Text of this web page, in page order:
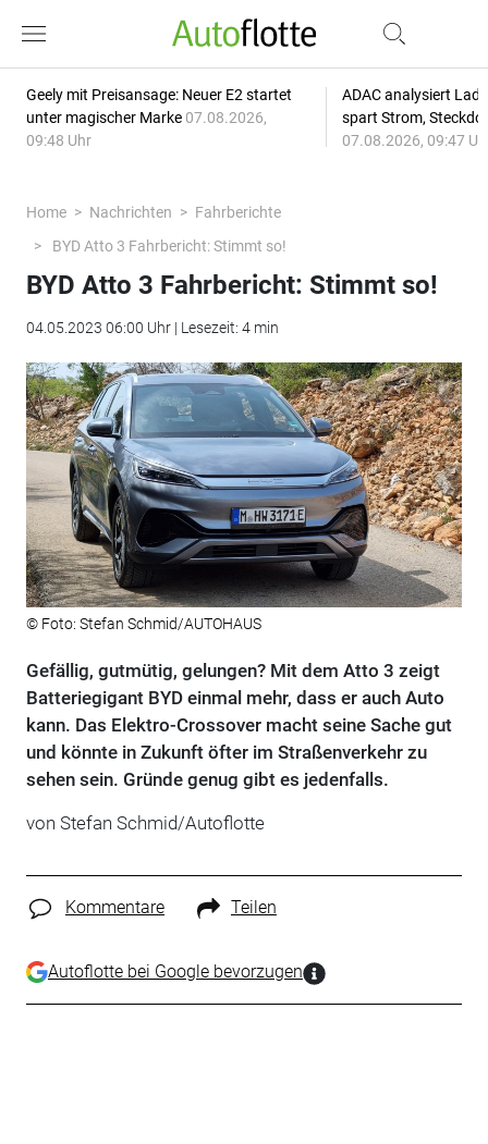
Geely mit Preisansage: Neuer E2 startet
unter magischer Marke 07.08.2026,
09:48 Uhr
ADAC analysiert
spart Strom,
07.08.2026, 09:47
Home Nachrichten
Fahrberichte
BYD Atto 3 Fahrbericht: Stimmt so!
BYD Atto 3 Fahrbericht: Stimmt so!
04.05.2023 06:00 Uhr | Lesezeit: 4 min
© Foto: Stefan Schmid/AUTOHAUS
Gefällig, gutmütig, gelungen? Mit dem Atto 3 zeigt
Batteriegigant BYD einmal mehr, dass er auch Auto
kann. Das Elektro-Crossover macht seine Sache gut
und könnte in Zukunft öfter im Straßenverkehr zu
sehen sein. Gründe genug gibt es jedenfalls.
von Stefan Schmid/Autoflotte
Kommentare Teilen
Autoflotte bei Google bevorzugen